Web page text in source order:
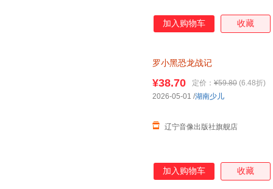
加入购物车 收藏
罗小黑恐龙战记
¥38.70 定价： ¥59.80 (6.48折)
辽宁音像出版社旗舰店
2026-05-01 /湖南少儿
加入购物车 收藏